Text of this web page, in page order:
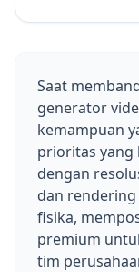
Saat
generator
kemampuan
prioritas yang
dengan
dan
fisika,
premium
tim